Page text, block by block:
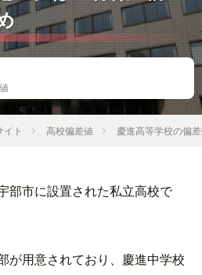
イト 高校偏差値 慶進高等学校の偏
部市に設置された私立高校で
が用意されており、慶進中学校